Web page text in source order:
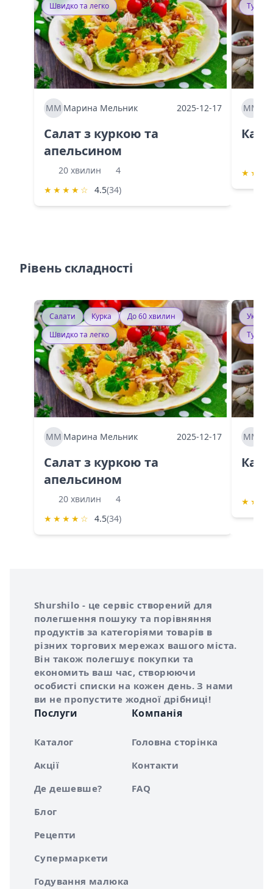
Швидко та легко
ММ Марина Мельник 2025-12-17
Салат з куркою та
апельсином
20 хвилин
4
★ ★ ★ ★ ☆ 4.5(34)
ММ
★ ★
Рівень складності
Салати Курка
До 60 хвилин
Швидко та легко
ММ Марина Мельник 2025-12-17
Салат з куркою та
апельсином
20 хвилин
4
★ ★ ★ ★ ☆ 4.5(34)
ММ
★ ★
Про сервіс Shurshilo
Shurshilo - це сервіс створений для
полегшення пошуку та порівняння
продуктів за категоріями товарів в
різних торгових мережах вашого міста.
Він також полегшує покупки та
економить ваш час, створюючи
особисті списки на кожен день. З нами
ви не пропустите жодної дрібниці!
Послуги
Каталог
Акції
Де дешевше?
Блог
Рецепти
Супермаркети
Годування малюка
Компанія
Головна сторінка
Контакти
FAQ